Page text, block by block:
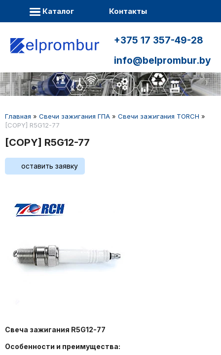
Каталог Контакты
+375 17 357-49-28
info@belprombur.by
Главная » Свечи зажигания ГПА » Свечи зажигания TORCH »
[COPY] R5G12-77
[COPY] R5G12-77
оставить заявку
Свеча зажигания R5G12-77
Особенности и преимущества: